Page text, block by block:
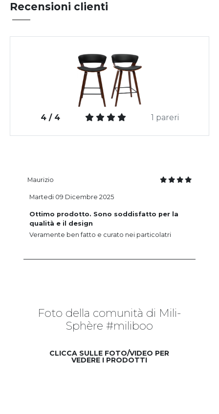
Recensioni clienti
4 / 4 1 pareri
Maurizio
Ottimo prodotto. Sono soddisfatto per la
qualità e il design
Veramente ben fatto e curato nei particolatri
Martedi 09 Dicembre 2025
Foto della comunità di Mili-
Sphère #miliboo
CLICCA SULLE FOTO/VIDEO PER
VEDERE I PRODOTTI